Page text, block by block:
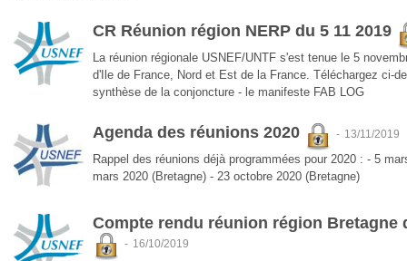
CR Réunion région NERP du 5 11 2019
La réunion régionale USNEF/UNTF s'est tenue le 5
d'Ile de France, Nord et Est de la France. Téléchargez ci-
synthèse de la conjoncture - le manifeste FAB LOG
Agenda des réunions 2020 - 13/11/2019
Rappel des réunions déjà programmées pour 2020 : - 5
mars 2020 (Bretagne) - 23 octobre 2020 (Bretagne)
Compte rendu réunion région Bretagne
- 16/10/2019